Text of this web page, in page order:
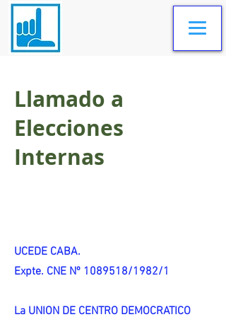
Llamado a
Elecciones
Internas
UCEDE CABA.
Expte. CNE Nº 1089518/1982/1
La UNION DE CENTRO DEMOCRATICO